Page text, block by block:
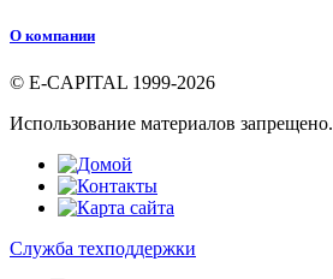
О компании
© E-CAPITAL 1999-2026
Использование материалов запрещено.
Служба техподдержки